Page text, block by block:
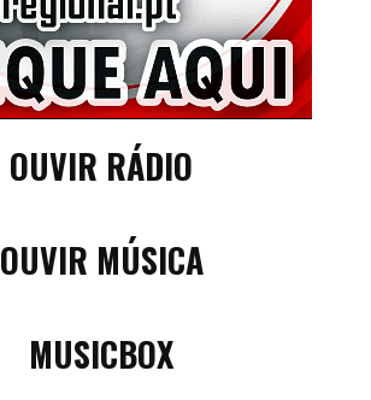
OUVIR RÁDIO
OUVIR MÚSICA
MUSICBOX